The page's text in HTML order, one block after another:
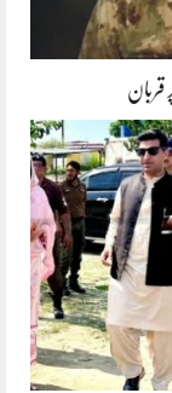
قربان